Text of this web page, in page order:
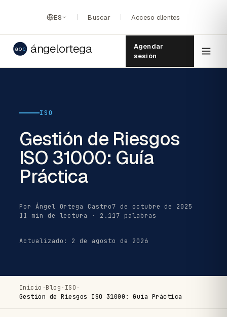
ES Buscar Acceso clientes
aoc ángelortega
Agendar
sesión
ISO
Gestión de Riesgos
ISO 31000: Guía
Práctica
Por Ángel Ortega Castro7 de octubre de 2025
11 min de lectura · 2.117 palabras
Actualizado: 2 de agosto de 2026
Inicio ·Blog · ISO ·
Gestión de Riesgos ISO 31000: Guía Práctica